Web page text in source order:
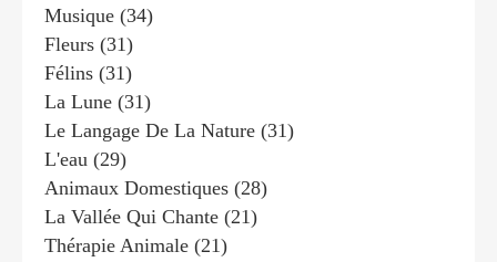
Musique (34)
Fleurs (31)
Félins (31)
La Lune (31)
Le Langage De La Nature (31)
L'eau (29)
Animaux Domestiques (28)
La Vallée Qui Chante (21)
Thérapie Animale (21)